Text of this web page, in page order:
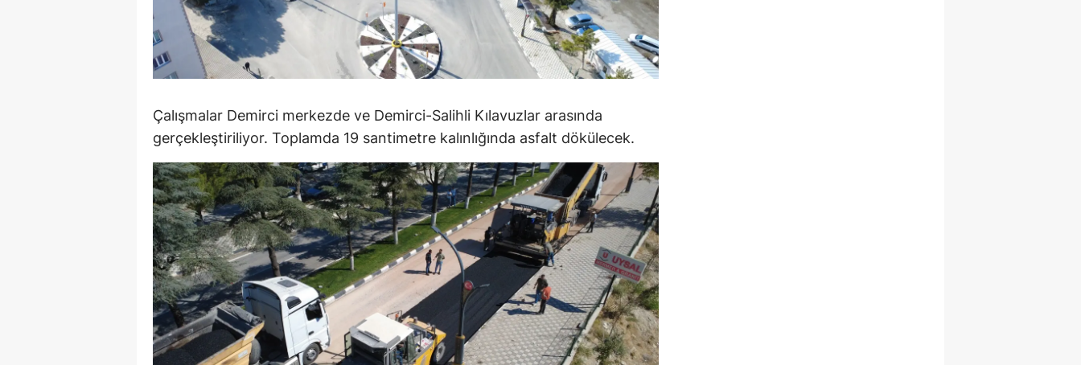
Gaziantep
Giresun
Hakkari
Isparta
Mersin
İstanbul
İzmir
Kars
Kastamonu
Çalışmalar Demirci merkezde ve Demirci-Salihli Kılavuzlar arasında
gerçekleştiriliyor. Toplamda 19 santimetre kalınlığında asfalt dökülecek.